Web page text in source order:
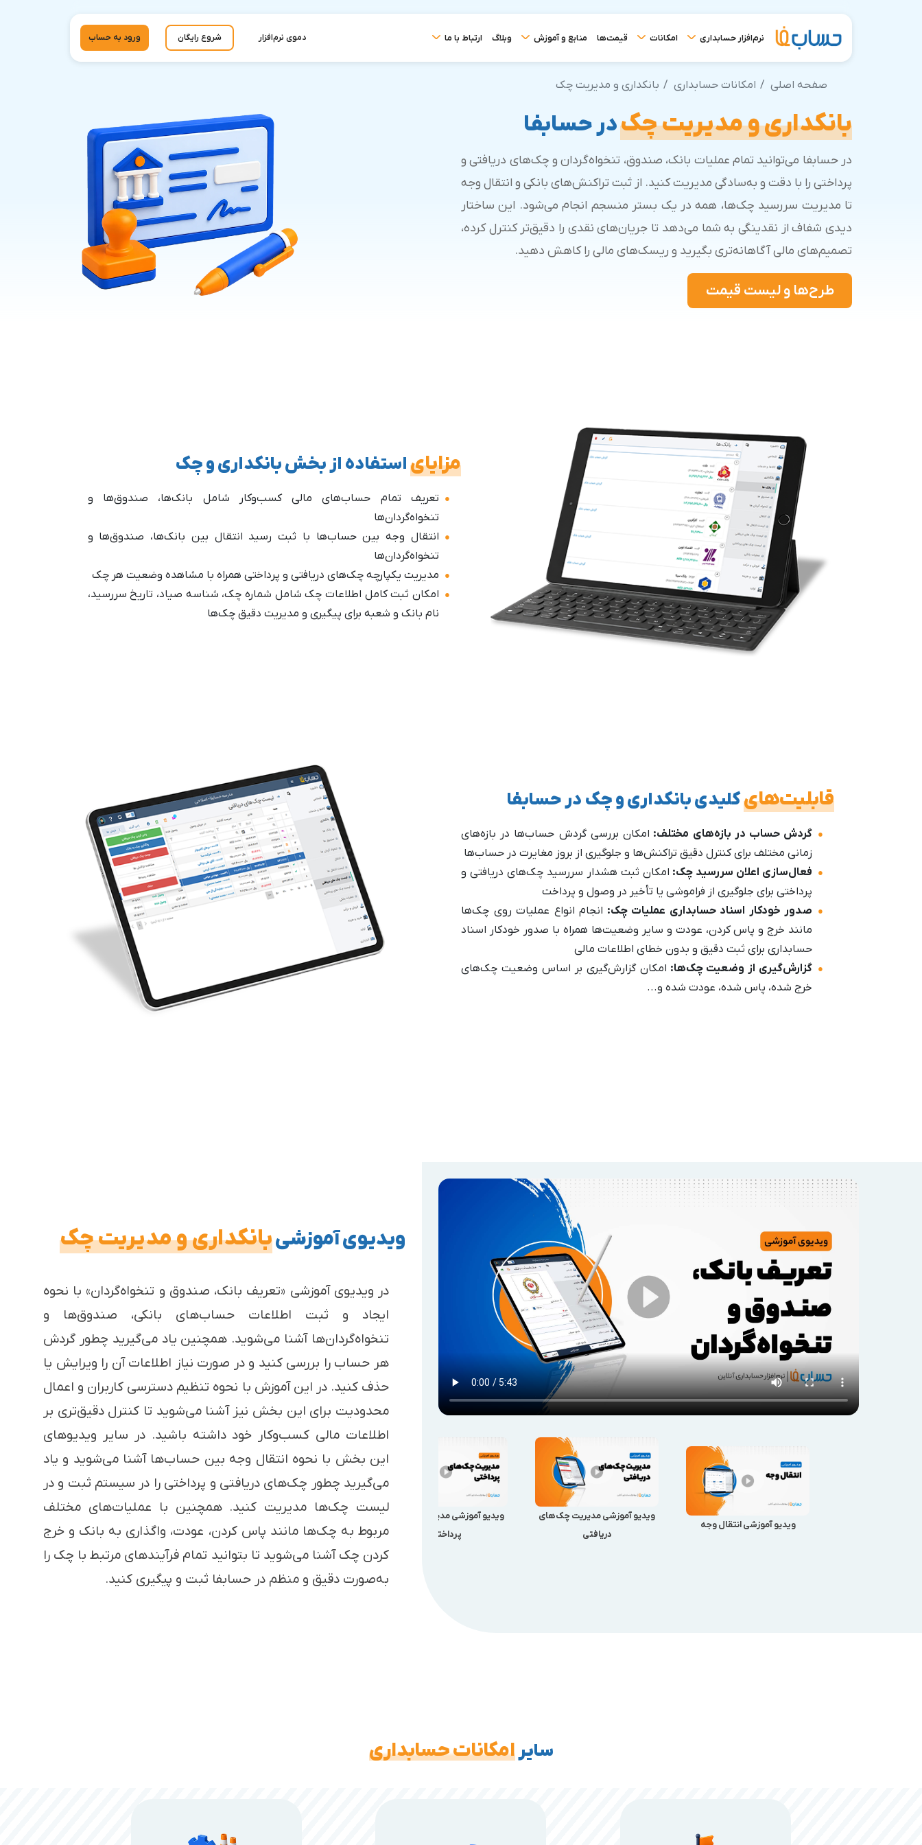
نرم‌افزار حسابداری امکانات قیمت‌ها منابع و آموزش وبلاگ ارتباط با ما دموی نرم‌افزار شروع رایگان ورود به حساب
صفحه اصلی امکانات حسابداری بانکداری و مدیریت چک
بانکداری و مدیریت چکدر حسابفا
در حسابفا می‌توانید تمام عملیات بانک، صندوق، تنخواه‌گردان و چک‌های دریافتی و
پرداختی را با دقت و به‌سادگی مدیریت کنید. از ثبت تراکنش‌های بانکی و انتقال وجه
تا مدیریت سررسید چک‌ها، همه در یک بستر منسجم انجام می‌شود. این ساختار
دیدی شفاف از نقدینگی به شما می‌دهد تا جریان‌های نقدی را دقیق‌تر کنترل کرده،
تصمیم‌های مالی آگاهانه‌تری بگیرید و ریسک‌های مالی را کاهش دهید.
طرح‌ها و لیست قیمت
مزایایاستفاده از بخش بانکداری و چک
تعریف تمام حساب‌های مالی کسب‌وکار شامل بانک‌ها، صندوق‌ها و
تنخواه‌گردان‌ها
انتقال وجه بین حساب‌ها با ثبت رسید انتقال بین بانک‌ها، صندوق‌ها و
تنخواه‌گردان‌ها
مدیریت یکپارچه چک‌های دریافتی و پرداختی همراه با مشاهده وضعیت هر چک
امکان ثبت کامل اطلاعات چک شامل شماره چک، شناسه صیاد، تاریخ سررسید،
نام بانک و شعبه برای پیگیری و مدیریت دقیق چک‌ها
قابلیت‌هایکلیدی بانکداری و چک در حسابفا
گردش حساب در بازه‌های مختلف: امکان بررسی گردش حساب‌ها در بازه‌های
زمانی مختلف برای کنترل دقیق تراکنش‌ها و جلوگیری از بروز مغایرت در حساب‌ها
فعال‌سازی اعلان سررسید چک: امکان ثبت هشدار سررسید چک‌های دریافتی و
پرداختی برای جلوگیری از فراموشی یا تأخیر در وصول و پرداخت
صدور خودکار اسناد حسابداری عملیات چک: انجام انواع عملیات روی چک‌ها
مانند خرج و پاس کردن، عودت و سایر وضعیت‌ها همراه با صدور خودکار اسناد
حسابداری برای ثبت دقیق و بدون خطای اطلاعات مالی
گزارش‌گیری از وضعیت چک‌ها: امکان گزارش‌گیری بر اساس وضعیت چک‌های
خرج شده، پاس شده، عودت شده و...
ویدیو آموزشی انتقال وجه
ویدیو آموزشی مدیریت چک‌های
دریافتی
ویدیو آموزشی مدیریت چک‌های
پرداختی
ویدیوی آموزشیبانکداری و مدیریت چک
در ویدیوی آموزشی «تعریف بانک، صندوق و تنخواه‌گردان» با نحوه
ایجاد و ثبت اطلاعات حساب‌های بانکی، صندوق‌ها و
تنخواه‌گردان‌ها آشنا می‌شوید. همچنین یاد می‌گیرید چطور گردش
هر حساب را بررسی کنید و در صورت نیاز اطلاعات آن را ویرایش یا
حذف کنید. در این آموزش با نحوه تنظیم دسترسی کاربران و اعمال
محدودیت برای این بخش نیز آشنا می‌شوید تا کنترل دقیق‌تری بر
اطلاعات مالی کسب‌وکار خود داشته باشید. در سایر ویدیوهای
این بخش با نحوه انتقال وجه بین حساب‌ها آشنا می‌شوید و یاد
می‌گیرید چطور چک‌های دریافتی و پرداختی را در سیستم ثبت و در
لیست چک‌ها مدیریت کنید. همچنین با عملیات‌های مختلف
مربوط به چک‌ها مانند پاس کردن، عودت، واگذاری به بانک و خرج
کردن چک آشنا می‌شوید تا بتوانید تمام فرآیندهای مرتبط با چک را
به‌صورت دقیق و منظم در حسابفا ثبت و پیگیری کنید.
سایرامکانات حسابداری